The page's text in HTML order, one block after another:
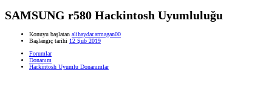
SAMSUNG r580 Hackintosh Uyumluluğu
Konuyu başlatan alihaydar.armagan00
Başlangıç tarihi 12 Şub 2019
Forumlar
Donanım
Hackintosh Uyumlu Donanımlar